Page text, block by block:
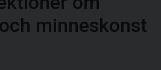
minneskonst